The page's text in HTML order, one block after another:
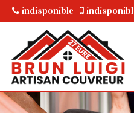
indisponible